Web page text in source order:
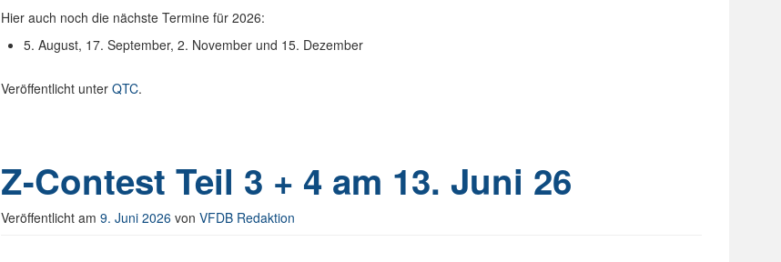
Hier auch noch die nächste Termine für 2026:
5. August, 17. September, 2. November und 15. Dezember
Veröffentlicht unter QTC.
Z-Contest Teil 3 + 4 am 13. Juni 26
Veröffentlicht am 9. Juni 2026 von VFDB Redaktion